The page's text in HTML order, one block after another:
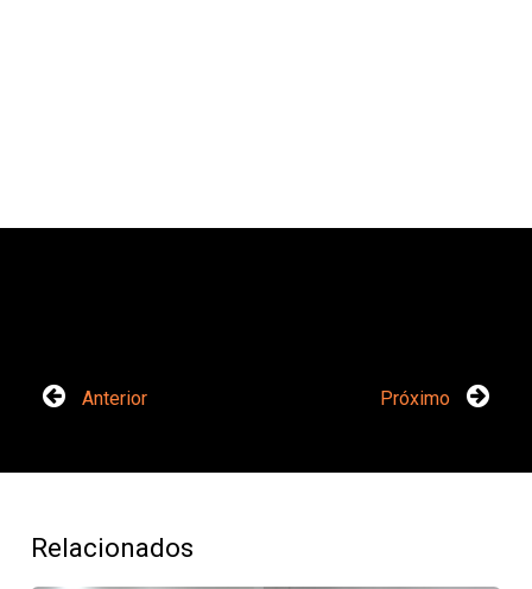
Anterior Próximo
Relacionados